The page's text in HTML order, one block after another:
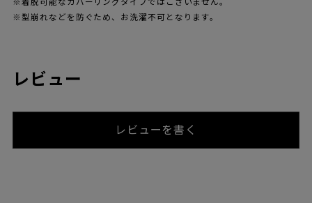
※型崩れなどを防ぐため、お洗濯不可となります。
レビュー
レビューを書く